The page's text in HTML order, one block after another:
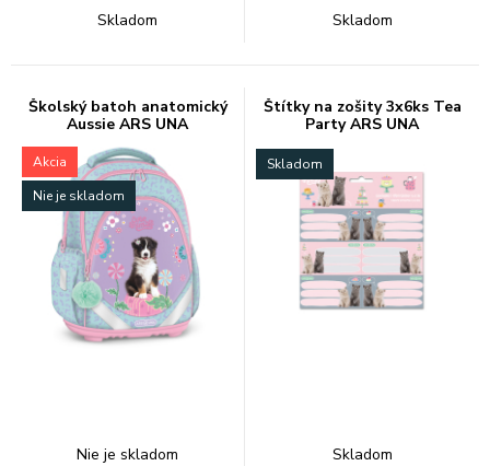
Skladom Skladom
Školský batoh anatomický
Aussie ARS UNA
Akcia
Nie je skladom
Nie je skladom
Štítky na zošity 3x6ks Tea
Party ARS UNA
Skladom
Skladom